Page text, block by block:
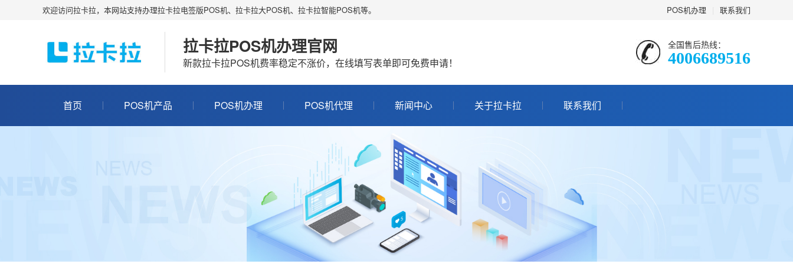
POS机办理 联系我们
欢迎访问拉卡拉，本网站支持办理拉卡拉电签版POS机、拉卡拉大POS机、拉卡拉智能POS机等。
拉卡拉POS机办理官网
新款拉卡拉POS机费率稳定不涨价，在线填写表单即可免费申请！
全国售后热线：
4006689516
首页 POS机产品 POS机办理 POS机代理 新闻中心 关于拉卡拉 联系我们